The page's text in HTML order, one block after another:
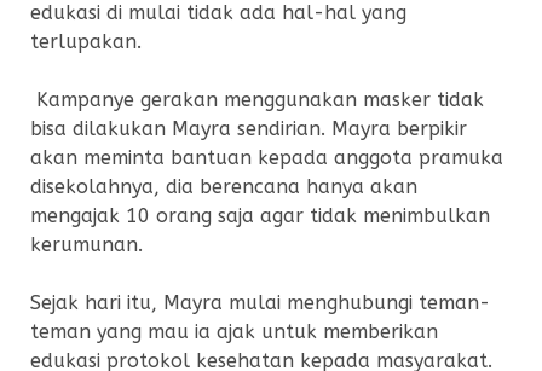
edukasi di mulai tidak ada hal-hal yang
terlupakan.
Kampanye gerakan menggunakan masker tidak
bisa dilakukan Mayra sendirian. Mayra berpikir
akan meminta bantuan kepada anggota pramuka
disekolahnya, dia berencana hanya akan
mengajak 10 orang saja agar tidak menimbulkan
kerumunan.
Sejak hari itu, Mayra mulai menghubungi teman-
teman yang mau ia ajak untuk memberikan
edukasi protokol kesehatan kepada masyarakat.